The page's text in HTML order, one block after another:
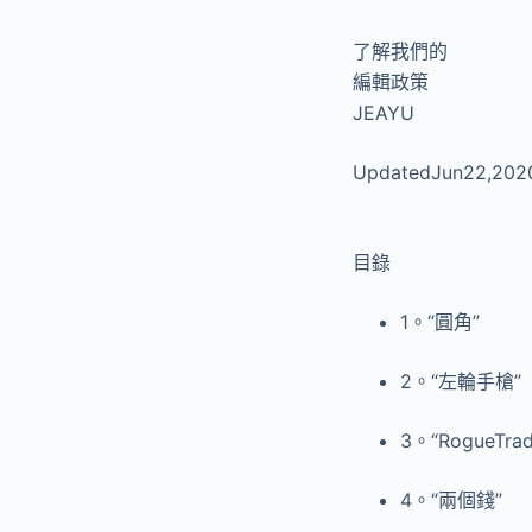
了解我們的
編輯政策
JEAYU
目錄
1。“圓角”
2。“左輪手槍”
3。
4。“兩個錢”